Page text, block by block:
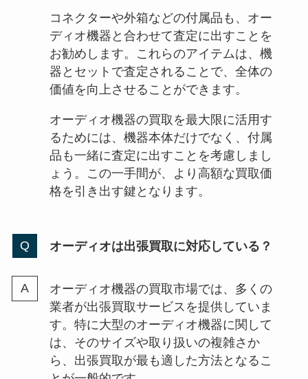
コネクターや外箱などの付属品も、オー
ディオ機器と合わせて査定に出すことを
お勧めします。これらのアイテムは、機
器とセットで査定されることで、全体の
価値を向上させることができます。
オーディオ機器の買取を最大限に活用す
るためには、機器本体だけでなく、付属
品も一緒に査定に出すことを考慮しまし
ょう。この一手間が、より高額な買取価
格を引き出す鍵となります。
オーディオは出張買取に対応している？
オーディオ機器の買取市場では、多くの
業者が出張買取サービスを提供していま
す。特に大型のオーディオ機器に関して
は、そのサイズや取り扱いの複雑さか
ら、出張買取が最も適した方法となるこ